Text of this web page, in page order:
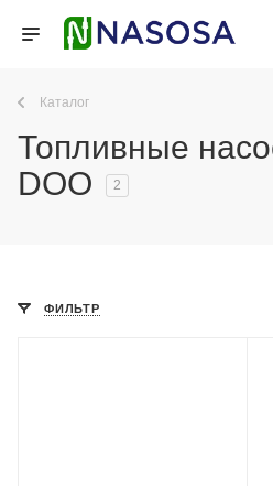
Каталог
Топливные
DOO
2
ФИЛЬТР